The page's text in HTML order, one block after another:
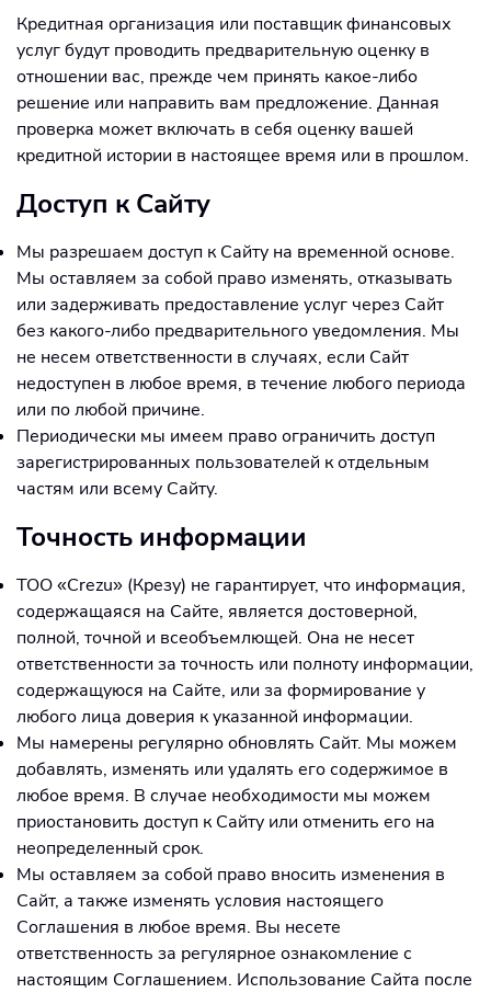
Кредитная организация или поставщик финансовых
услуг будут проводить предварительную оценку в
отношении вас, прежде чем принять какое-либо
решение или направить вам предложение. Данная
проверка может включать в себя оценку вашей
кредитной истории в настоящее время или в прошлом.
Доступ к Сайту
Мы разрешаем доступ к Сайту на временной основе.
Мы оставляем за собой право изменять, отказывать
или задерживать предоставление услуг через Сайт
без какого-либо предварительного уведомления. Мы
не несем ответственности в случаях, если Сайт
недоступен в любое время, в течение любого периода
или по любой причине.
Периодически мы имеем право ограничить доступ
зарегистрированных пользователей к отдельным
частям или всему Сайту.
Точность информации
ТОО «Crezu» (Крезу) не гарантирует, что информация,
содержащаяся на Сайте, является достоверной,
полной, точной и всеобъемлющей. Она не несет
ответственности за точность или полноту информации,
содержащуюся на Сайте, или за формирование у
любого лица доверия к указанной информации.
Мы намерены регулярно обновлять Сайт. Мы можем
добавлять, изменять или удалять его содержимое в
любое время. В случае необходимости мы можем
приостановить доступ к Сайту или отменить его на
неопределенный срок.
Мы оставляем за собой право вносить изменения в
Сайт, а также изменять условия настоящего
Соглашения в любое время. Вы несете
ответственность за регулярное ознакомление с
настоящим Соглашением. Использование Сайта после